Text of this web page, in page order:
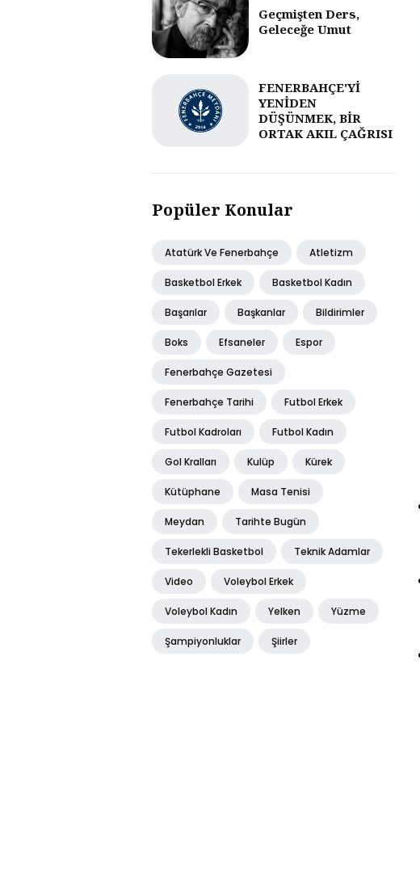
Geçmişten Ders,
Geleceğe Umut
FENERBAHÇE'Yİ
YENİDEN
DÜŞÜNMEK, BİR
ORTAK AKIL ÇAĞRISI
Popüler Konular
Atatürk Ve Fenerbahçe Atletizm
Basketbol Erkek Basketbol Kadın
Başarılar Başkanlar Bildirimler
Boks Efsaneler Espor
Fenerbahçe Gazetesi
Fenerbahçe Tarihi Futbol Erkek
Futbol Kadroları Futbol Kadın
Gol Kralları Kulüp Kürek
Kütüphane Masa Tenisi
Meydan Tarihte Bugün
Tekerlekli Basketbol Teknik Adamlar
Video Voleybol Erkek
Voleybol Kadın Yelken Yüzme
Şampiyonluklar Şiirler